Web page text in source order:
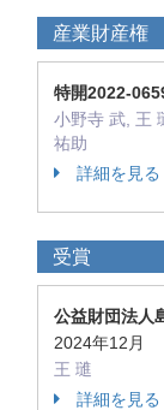
産業財産権
特開2022-
小野寺 武, 王
祐助
詳細を見る
受賞
公益財団法人
2024年12月
王 璡
詳細を見る